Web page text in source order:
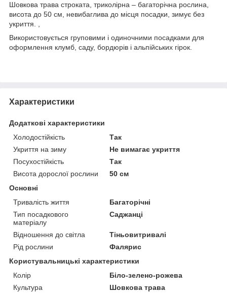
Шовкова трава строката, триколірна – багаторічна рослина,
висота до 50 см, невибаглива до місця посадки, зимує без
укриття. ,
Використовується груповими і одиночними посадками для
оформлення клумб, саду, бордюрів і альпійських гірок.
Характеристики
Додаткові характеристики
Холодостійкість
Так
Укриття на зиму
Не вимагає укриття
Посухостійкість
Так
Висота дорослої рослини
50 см
Основні
Тривалість життя
Багаторічні
Тип посадкового
матеріалу
Саджанці
Відношення до світла
Тіньовитривалі
Рід рослини
Фалярис
Користувальницькі характеристики
Колір
Біло-зелено-рожева
Культура
Шовкова трава